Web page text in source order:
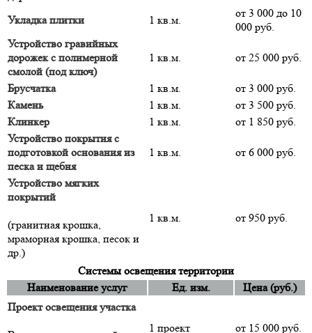
Укладка плитки 1 кв.м.
от 3 000 до 10
000 руб.
Устройство гравийных
дорожек с полимерной
смолой (под ключ)
1 кв.м. от 25 000 руб.
Брусчатка 1 кв.м.
от 3 000 руб.
Камень
1 кв.м.
от 3 500 руб.
Клинкер
1 кв.м.
от 1 850 руб.
Устройство покрытия с
подготовкой основания из
песка и щебня
1 кв.м. от 6 000 руб.
Устройство мягких
покрытий
(гранитная крошка,
мраморная крошка, песок и
др.)
1 кв.м. от 950 руб.
Системы освещения территории
Наименование услуг
Ед. изм.
Цена (руб.)
Проект освещения участка
1 проект от 15 000 руб.